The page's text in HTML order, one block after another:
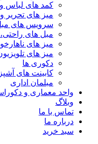
کمد های لباس
میز های تحریر و
سرویس های
مبل های
میز های
میز های
دکوری ها
کابینت های
مبلمان اداری
واحد معماری و
وبلاگ
تماس با ما
درباره ما
سبد خرید